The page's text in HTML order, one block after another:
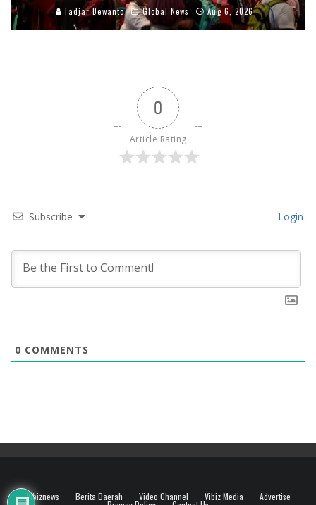
Fadjar Dewanto Global News Aug 6, 2026
0
Article Rating
Subscribe Login
0 COMMENTS
Vibiznews Berita Daerah Video Channel Vibiz Media Advertise